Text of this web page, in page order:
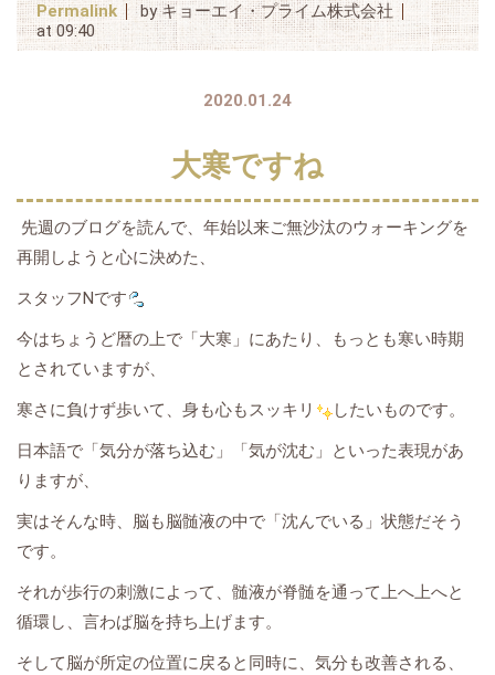
Permalink
by キョーエイ・プライム株式会社
at 09:40
2020.01.24
大寒ですね
先週のブログを読んで、年始以来ご無沙汰のウォーキングを
再開しようと心に決めた、
スタッフNです
今はちょうど暦の上で「大寒」にあたり、もっとも寒い時期
とされていますが、
寒さに負けず歩いて、身も心もスッキリ したいものです。
日本語で「気分が落ち込む」「気が沈む」といった表現があ
りますが、
実はそんな時、脳も脳髄液の中で「沈んでいる」状態だそう
です。
それが歩行の刺激によって、髄液が脊髄を通って上へ上へと
循環し、言わば脳を持ち上げます。
そして脳が所定の位置に戻ると同時に、気分も改善される、